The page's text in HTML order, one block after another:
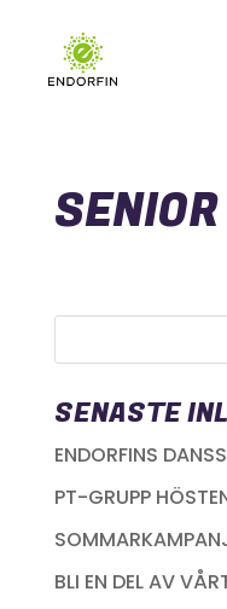
SENASTE
ENDORFINS
PT-GRUPP
BLI EN DEL AV